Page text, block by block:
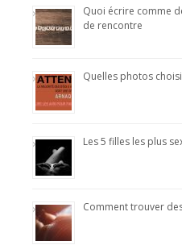
Quoi écrire comme
de rencontre
Quelles photos
Les 5 filles les plus
Comment trouver